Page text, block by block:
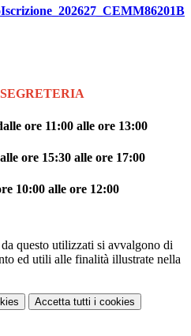
ore 11:00 alle ore 13:00
ore 15:30 alle ore 17:00
10:00 alle ore 12:00
questo utilizzati si avvalgono di
ed utili alle finalità illustrate nella
Accetta tutti i cookies